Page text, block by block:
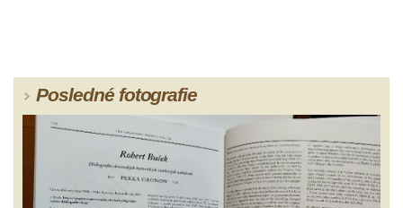
Posledné fotografie